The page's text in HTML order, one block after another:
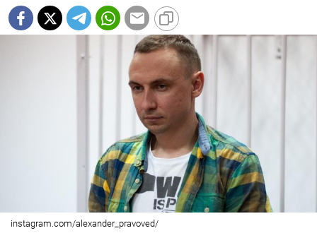
instagram.com/alexander_pravoved/